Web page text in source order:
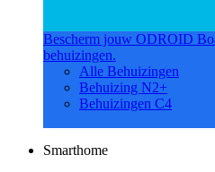
Bescherm jouw ODROID
behuizingen.
Alle Behuizingen
Behuizing N2+
Behuizingen C4
Smarthome